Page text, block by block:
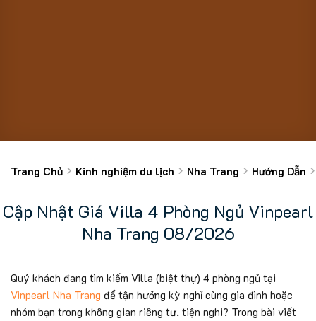
Trang Chủ Kinh nghiệm du lịch Nha Trang Hướng Dẫn
Cập Nhật Giá Villa 4 Phòng Ngủ Vinpearl
Nha Trang 08/2026
Quý khách đang tìm kiếm Villa (biệt thự) 4 phòng ngủ tại
Vinpearl Nha Trang để tận hưởng kỳ nghỉ cùng gia đình hoặc
nhóm bạn trong không gian riêng tư, tiện nghi? Trong bài viết